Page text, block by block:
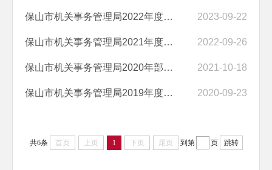
保山市机关事务管理局2022年度部门决算 2023-09-22
保山市机关事务管理局2021年度部门决算 2022-09-26
保山市机关事务管理局2020年部门决算 2021-10-18
保山市机关事务管理局2019年度部门决算 2020-09-23
共6条 首页 上页 1 下页 尾页 到第 页 跳转